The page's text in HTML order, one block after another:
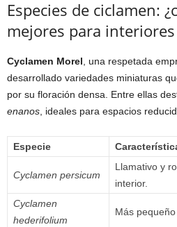
Especies de ciclamen:
mejores para interiores
Cyclamen Morel , una respetada
desarrollado variedades miniaturas
por su floración densa. Entre ellas
enanos , ideales para espacios
Especie
Cyclamen persicum
Llamativo y
interior.
Cyclamen
hederifolium
Más